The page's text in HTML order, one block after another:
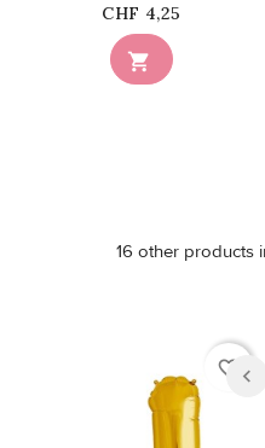

Price
CHF 4,25
16 other products
favorite_border